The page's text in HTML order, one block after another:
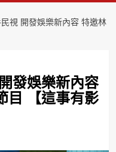
視 開發娛樂新內容 特邀林
發娛樂新內容
目 【這事有影